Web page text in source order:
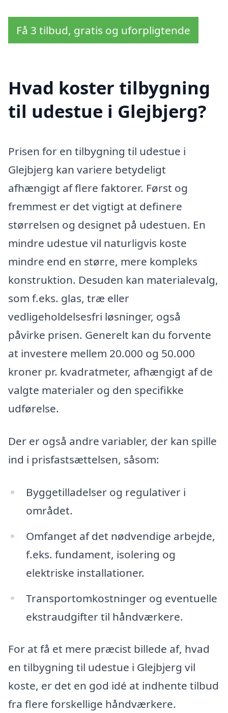
Få 3 tilbud, gratis og uforpligtende
Hvad koster tilbygning
til udestue i Glejbjerg?
Prisen for en tilbygning til udestue i
Glejbjerg kan variere betydeligt
afhængigt af flere faktorer. Først og
fremmest er det vigtigt at definere
størrelsen og designet på udestuen. En
mindre udestue vil naturligvis koste
mindre end en større, mere kompleks
konstruktion. Desuden kan materialevalg,
som f.eks. glas, træ eller
vedligeholdelsesfri løsninger, også
påvirke prisen. Generelt kan du forvente
at investere mellem 20.000 og 50.000
kroner pr. kvadratmeter, afhængigt af de
valgte materialer og den specifikke
udførelse.
Der er også andre variabler, der kan spille
ind i prisfastsættelsen, såsom:
Byggetilladelser og regulativer i
området.
Omfanget af det nødvendige arbejde,
f.eks. fundament, isolering og
elektriske installationer.
Transportomkostninger og eventuelle
ekstraudgifter til håndværkere.
For at få et mere præcist billede af, hvad
en tilbygning til udestue i Glejbjerg vil
koste, er det en god idé at indhente tilbud
fra flere forskellige håndværkere.